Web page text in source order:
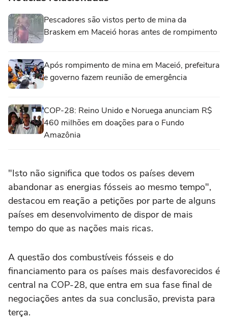
Pescadores são vistos perto de mina da
Braskem em Maceió horas antes de rompimento
Após rompimento de mina em Maceió, prefeitura
e governo fazem reunião de emergência
COP-28: Reino Unido e Noruega anunciam R$
460 milhões em doações para o Fundo
Amazônia
"Isto não significa que todos os países devem
abandonar as energias fósseis ao mesmo tempo",
destacou em reação a petições por parte de alguns
países em desenvolvimento de dispor de mais
tempo do que as nações mais ricas.
A questão dos combustíveis fósseis e do
financiamento para os países mais desfavorecidos é
central na COP-28, que entra em sua fase final de
negociações antes da sua conclusão, prevista para
terça.